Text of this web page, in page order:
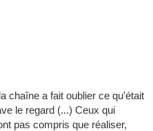
chaîne a fait oublier ce qu'était
le regard (...) Ceux qui
pas compris que réaliser,